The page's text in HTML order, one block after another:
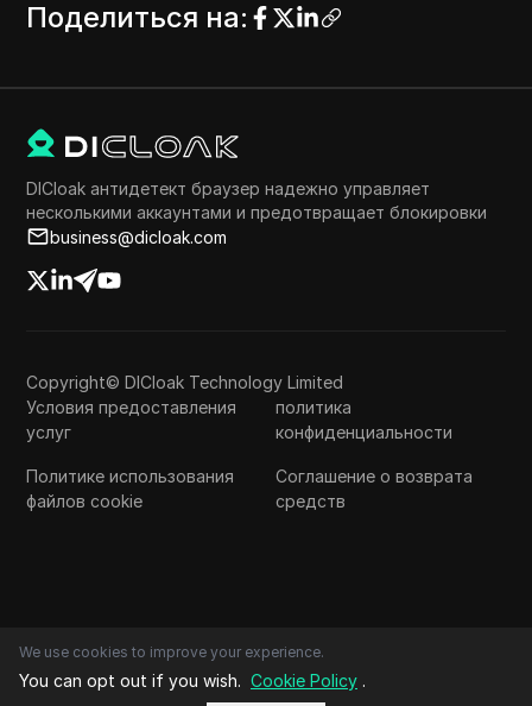
Поделиться на:
DICloak антидетект браузер надежно управляет
несколькими аккаунтами и предотвращает блокировки
business@dicloak.com
Copyright© DICloak Technology Limited
Условия предоставления
услуг
политика
конфиденциальности
Политике использования
файлов cookie
Соглашение о возврата
средств
We use cookies to improve your experience.
You can opt out if you wish. Cookie Policy .